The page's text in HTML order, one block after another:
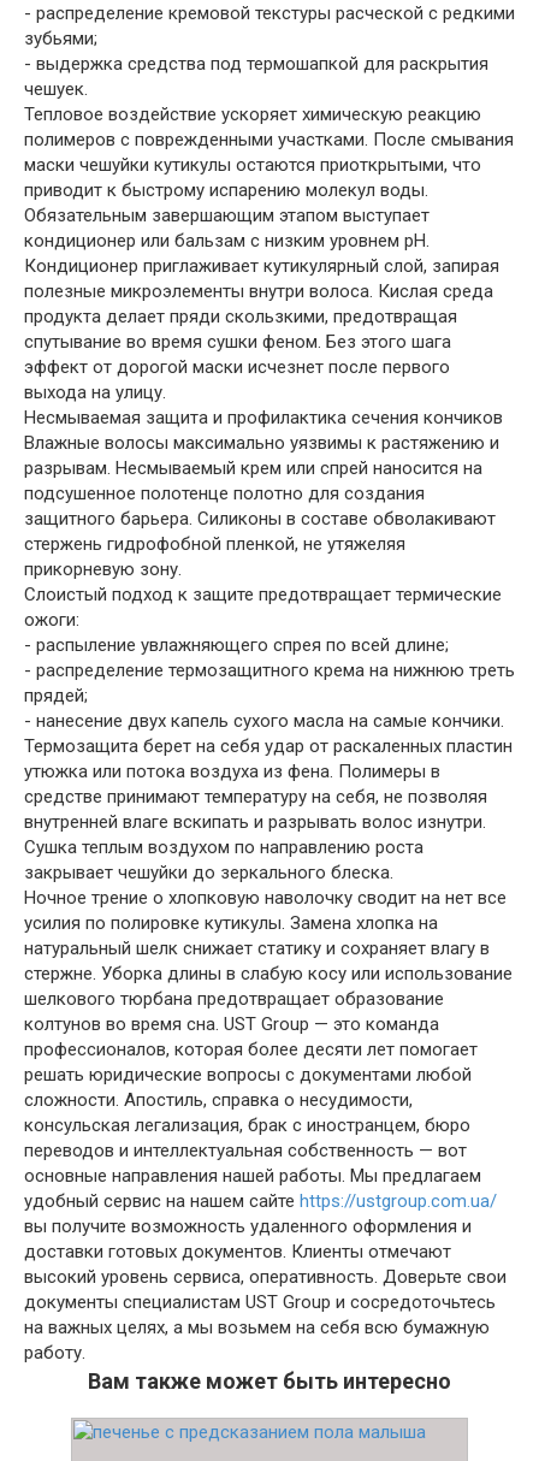
- распределение кремовой текстуры расческой с редкими
зубьями;
- выдержка средства под термошапкой для раскрытия
чешуек.
Тепловое воздействие ускоряет химическую реакцию
полимеров с поврежденными участками. После смывания
маски чешуйки кутикулы остаются приоткрытыми, что
приводит к быстрому испарению молекул воды.
Обязательным завершающим этапом выступает
кондиционер или бальзам с низким уровнем pH.
Кондиционер приглаживает кутикулярный слой, запирая
полезные микроэлементы внутри волоса. Кислая среда
продукта делает пряди скользкими, предотвращая
спутывание во время сушки феном. Без этого шага
эффект от дорогой маски исчезнет после первого
выхода на улицу.
Несмываемая защита и профилактика сечения кончиков
Влажные волосы максимально уязвимы к растяжению и
разрывам. Несмываемый крем или спрей наносится на
подсушенное полотенце полотно для создания
защитного барьера. Силиконы в составе обволакивают
стержень гидрофобной пленкой, не утяжеляя
прикорневую зону.
Слоистый подход к защите предотвращает термические
ожоги:
- распыление увлажняющего спрея по всей длине;
- распределение термозащитного крема на нижнюю треть
прядей;
- нанесение двух капель сухого масла на самые кончики.
Термозащита берет на себя удар от раскаленных пластин
утюжка или потока воздуха из фена. Полимеры в
средстве принимают температуру на себя, не позволяя
внутренней влаге вскипать и разрывать волос изнутри.
Сушка теплым воздухом по направлению роста
закрывает чешуйки до зеркального блеска.
Ночное трение о хлопковую наволочку сводит на нет все
усилия по полировке кутикулы. Замена хлопка на
натуральный шелк снижает статику и сохраняет влагу в
стержне. Уборка длины в слабую косу или использование
шелкового тюрбана предотвращает образование
колтунов во время сна. UST Group — это команда
профессионалов, которая более десяти лет помогает
решать юридические вопросы с документами любой
сложности. Апостиль, справка о несудимости,
консульская легализация, брак с иностранцем, бюро
переводов и интеллектуальная собственность — вот
основные направления нашей работы. Мы предлагаем
удобный сервис на нашем сайте https://ustgroup.com.ua/
вы получите возможность удаленного оформления и
доставки готовых документов. Клиенты отмечают
высокий уровень сервиса, оперативность. Доверьте свои
документы специалистам UST Group и сосредоточьтесь
на важных целях, а мы возьмем на себя всю бумажную
работу.
Вам также может быть интересно